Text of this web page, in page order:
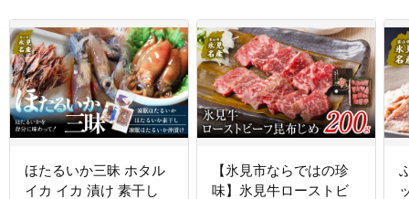
ほたるいか三昧 ホタル
イカ イカ 漬け 素干し
【氷見市ならではの珍
味】氷見牛ローストビ